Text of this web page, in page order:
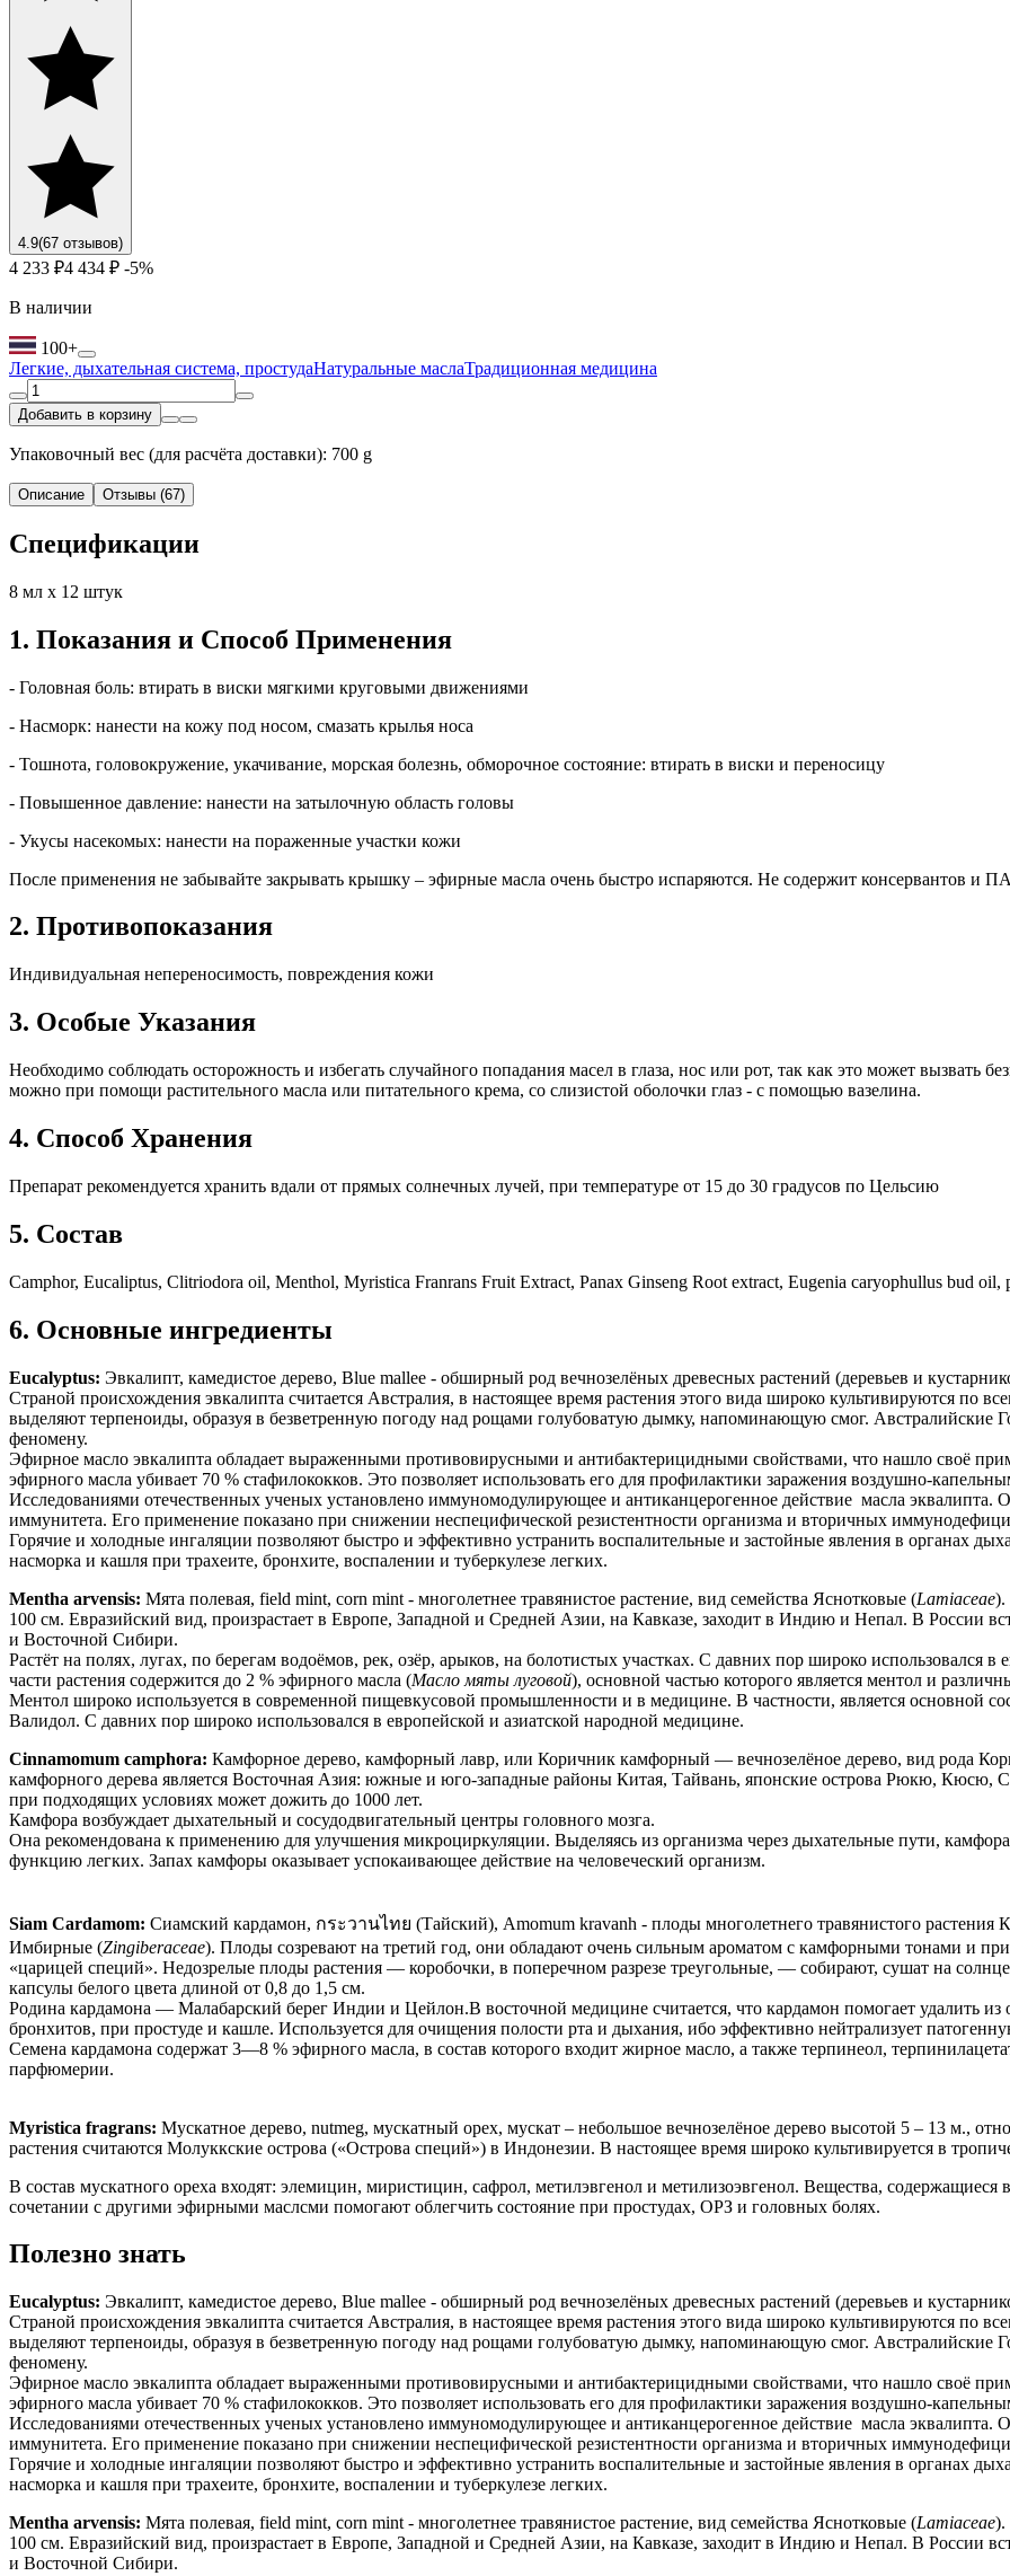
4.9(67 отзывов)
4 233 ₽4 434 ₽ -5%
В наличии
100+
Легкие, дыхательная система, простудаНатуральные маслаТрадиционная медицина
Добавить в корзину
Упаковочный вес (для расчёта доставки): 700 g
Описание Отзывы (67)
Спецификации
8 мл х 12 штук
1. Показания и Способ Применения
- Головная боль: втирать в виски мягкими круговыми движениями
- Насморк: нанести на кожу под носом, смазать крылья носа
- Тошнота, головокружение, укачивание, морская болезнь, обморочное состояние: втирать в виски и переносицу
- Повышенное давление: нанести на затылочную область головы
- Укусы насекомых: нанести на пораженные участки кожи
После применения не забывайте закрывать крышку – эфирные масла очень быстро испаряются. Не содержит консервантов и
2. Противопоказания
Индивидуальная непереносимость, повреждения кожи
3. Особые Указания
Необходимо соблюдать осторожность и избегать случайного попадания масел в глаза, нос или рот, так как это может вызвать
можно при помощи растительного масла или питательного крема, со слизистой оболочки глаз - с помощью вазелина.
4. Способ Хранения
Препарат рекомендуется хранить вдали от прямых солнечных лучей, при температуре от 15 до 30 градусов по Цельсию
5. Состав
Camphor, Eucaliptus, Clitriodora oil, Menthol, Myristica Franrans Fruit Extract, Panax Ginseng Root extract, Eugenia caryophullus bud
6. Основные ингредиенты
Eucalyptus: Эвкалипт, камедистое дерево, Blue mallee - обширный род вечнозелёных древесных растений (деревьев и
Страной происхождения эвкалипта считается Австралия, в настоящее время растения этого вида широко культивируются по
выделяют терпеноиды, образуя в безветренную погоду над рощами голубоватую дымку, напоминающую смог. Австралийские
феномену.
Эфирное масло эвкалипта обладает выраженными противовирусными и антибактерицидными свойствами, что нашло своё
эфирного масла убивает 70 % стафилококков. Это позволяет использовать его для профилактики заражения воздушно-
Исследованиями отечественных ученых установлено иммуномодулирующее и антиканцерогенное действие масла эквалипта.
иммунитета. Его применение показано при снижении неспецифической резистентности организма и вторичных
Горячие и холодные ингаляции позволяют быстро и эффективно устранить воспалительные и застойные явления в органах
насморка и кашля при трахеите, бронхите, воспалении и туберкулезе легких.
Mentha arvensis: Мята полевая, field mint, corn mint - многолетнее травянистое растение, вид семейства Яснотковые (Lamiaceae).
100 см. Евразийский вид, произрастает в Европе, Западной и Средней Азии, на Кавказе, заходит в Индию и Непал. В России
и Восточной Сибири.
Растёт на полях, лугах, по берегам водоёмов, рек, озёр, арыков, на болотистых участках. С давних пор широко использовался
части растения содержится до 2 % эфирного масла (Масло мяты луговой), основной частью которого является ментол и
Ментол широко используется в современной пищевкусовой промышленности и в медицине. В частности, является основной
Валидол. С давних пор широко использовался в европейской и азиатской народной медицине.
Cinnamomum camphora: Камфорное дерево, камфорный лавр, или Коричник камфорный — вечнозелёное дерево, вид рода
камфорного дерева является Восточная Азия: южные и юго-западные районы Китая, Тайвань, японские острова Рюкю, Кюсю,
при подходящих условиях может дожить до 1000 лет.
Камфора возбуждает дыхательный и сосудодвигательный центры головного мозга.
Она рекомендована к применению для улучшения микроциркуляции. Выделяясь из организма через дыхательные пути,
функцию легких. Запах камфоры оказывает успокаивающее действие на человеческий организм.
Siam Cardamom: Сиамский кардамон, กระวานไทย (Тайский), Amomum kravanh - плоды многолетнего травянистого растения
Имбирные (Zingiberaceae). Плоды созревают на третий год, они обладают очень сильным ароматом с камфорными тонами и
«царицей специй». Недозрелые плоды растения — коробочки, в поперечном разрезе треугольные, — собирают, сушат на
капсулы белого цвета длиной от 0,8 до 1,5 см.
Родина кардамона — Малабарский берег Индии и Цейлон.В восточной медицине считается, что кардамон помогает удалить
бронхитов, при простуде и кашле. Используется для очищения полости рта и дыхания, ибо эффективно нейтрализует
Семена кардамона содержат 3—8 % эфирного масла, в состав которого входит жирное масло, а также терпинеол,
парфюмерии.
Myristica fragrans: Мускатное дерево, nutmeg, мускатный орех, мускат – небольшое вечнозелёное дерево высотой 5 – 13 м.,
растения считаются Молуккские острова («Острова специй») в Индонезии. В настоящее время широко культивируется в
В состав мускатного ореха входят: элемицин, миристицин, сафрол, метилэвгенол и метилизоэвгенол. Вещества,
сочетании с другими эфирными маслсми помогают облегчить состояние при простудах, ОРЗ и головных болях.
Полезно знать
Eucalyptus: Эвкалипт, камедистое дерево, Blue mallee - обширный род вечнозелёных древесных растений (деревьев и
Страной происхождения эвкалипта считается Австралия, в настоящее время растения этого вида широко культивируются по
выделяют терпеноиды, образуя в безветренную погоду над рощами голубоватую дымку, напоминающую смог. Австралийские
феномену.
Эфирное масло эвкалипта обладает выраженными противовирусными и антибактерицидными свойствами, что нашло своё
эфирного масла убивает 70 % стафилококков. Это позволяет использовать его для профилактики заражения воздушно-
Исследованиями отечественных ученых установлено иммуномодулирующее и антиканцерогенное действие масла эквалипта.
иммунитета. Его применение показано при снижении неспецифической резистентности организма и вторичных
Горячие и холодные ингаляции позволяют быстро и эффективно устранить воспалительные и застойные явления в органах
насморка и кашля при трахеите, бронхите, воспалении и туберкулезе легких.
Mentha arvensis: Мята полевая, field mint, corn mint - многолетнее травянистое растение, вид семейства Яснотковые (Lamiaceae).
100 см. Евразийский вид, произрастает в Европе, Западной и Средней Азии, на Кавказе, заходит в Индию и Непал. В России
и Восточной Сибири.